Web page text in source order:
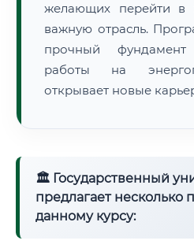
желающих перейти в
важную отрасль.
прочный
работы на
открывает новые
🏛 Государственный
предлагает несколько
данному курсу: